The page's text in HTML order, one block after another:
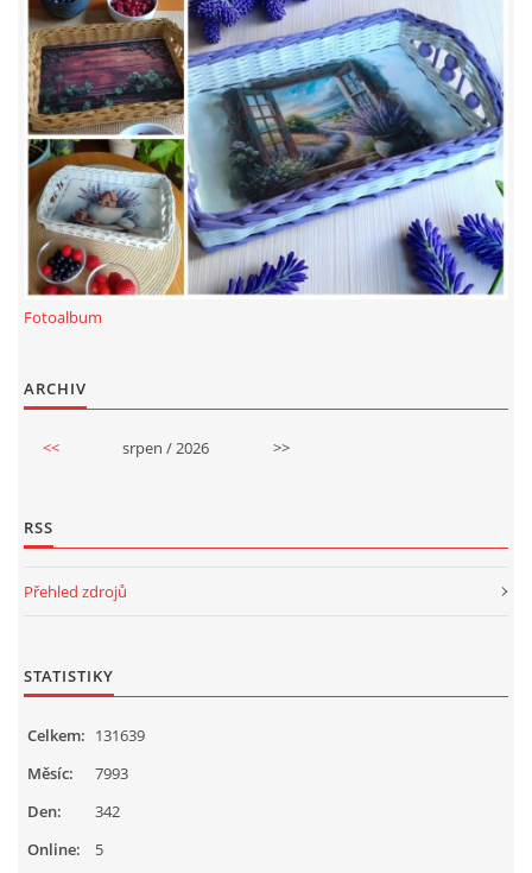
Fotoalbum
ARCHIV
<< srpen / 2026 >>
RSS
Přehled zdrojů
STATISTIKY
Online: 5
Celkem: 131639
Měsíc:
7993
Den:
342